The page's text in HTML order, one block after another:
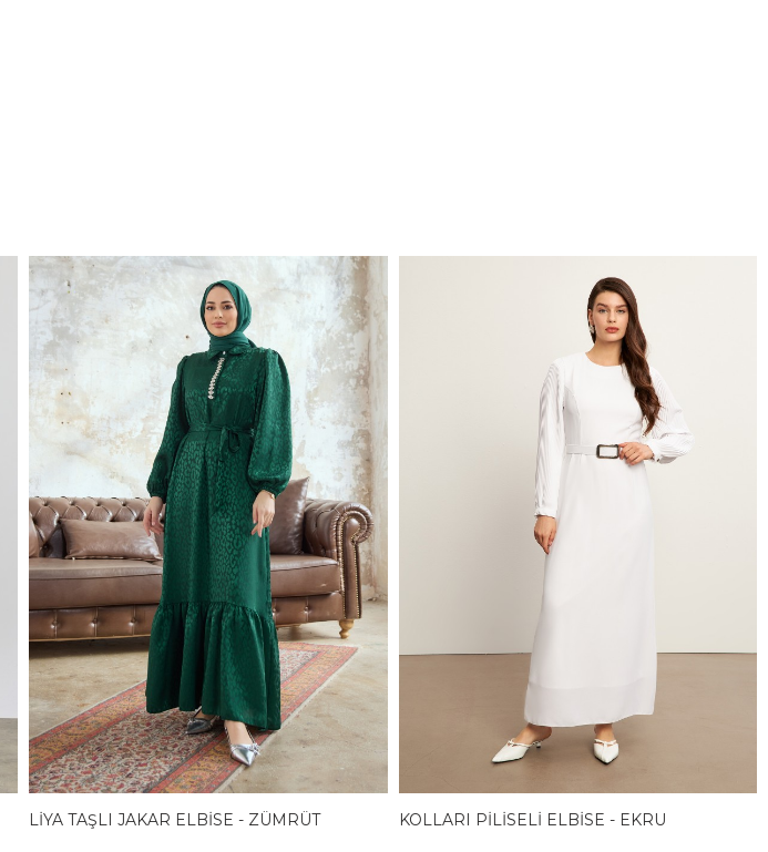
LIYA TAŞLI JAKAR ELBISE - ZÜMRÜT KOLLARI PILISELI ELBISE - EKRU